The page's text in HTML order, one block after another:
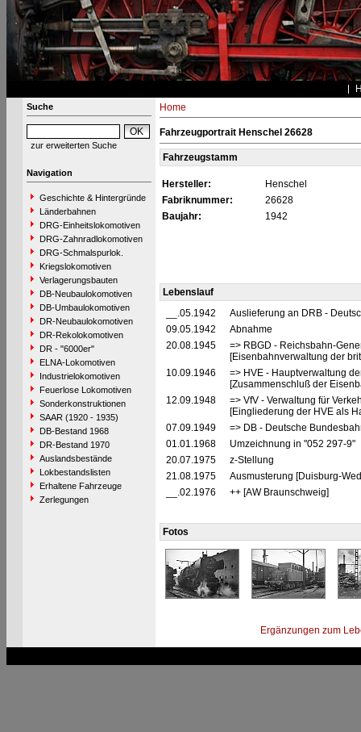
Suche
zur erweiterten Suche
Navigation
Geschichte & Hintergründe
Länderbahnen
DRG-Einheitslokomotiven
DRG-Zahnradlokomotiven
DRG-Schmalspurlok.
Kriegslokomotiven
Verlagerungsbauten
DB-Neubaulokomotiven
DB-Umbaulokomotiven
DR-Neubaulokomotiven
DR-Rekolokomotiven
DR - "6000er"
ELNA-Lokomotiven
Industrielokomotiven
Feuerlose Lokomotiven
Sonderkonstruktionen
SAAR (1920 - 1935)
DB-Bestand 1968
DR-Bestand 1970
Auslandsbestände
Lokbestandslisten
Erhaltene Fahrzeuge
Zerlegungen
Home
Fahrzeugportrait Henschel 26628
Fahrzeugstamm
Hersteller:
Henschel
Fabriknummer:
26628
Baujahr:
1942
Lebenslauf
__.05.1942
Auslieferung an DRB -
09.05.1942
Abnahme
20.08.1945
=> RBGD - Reichsbahn-
[Eisenbahnverwaltung der
10.09.1946
=> HVE - Hauptverwaltung
[Zusammenschluß der
12.09.1948
=> VfV - Verwaltung für
[Eingliederung der HVE als
07.09.1949
=> DB - Deutsche
01.01.1968
Umzeichnung in "052 297-9"
20.07.1975
z-Stellung
21.08.1975
Ausmusterung [Duisburg-
__.02.1976
++ [AW Braunschweig]
Fotos
Ergänzungen zum